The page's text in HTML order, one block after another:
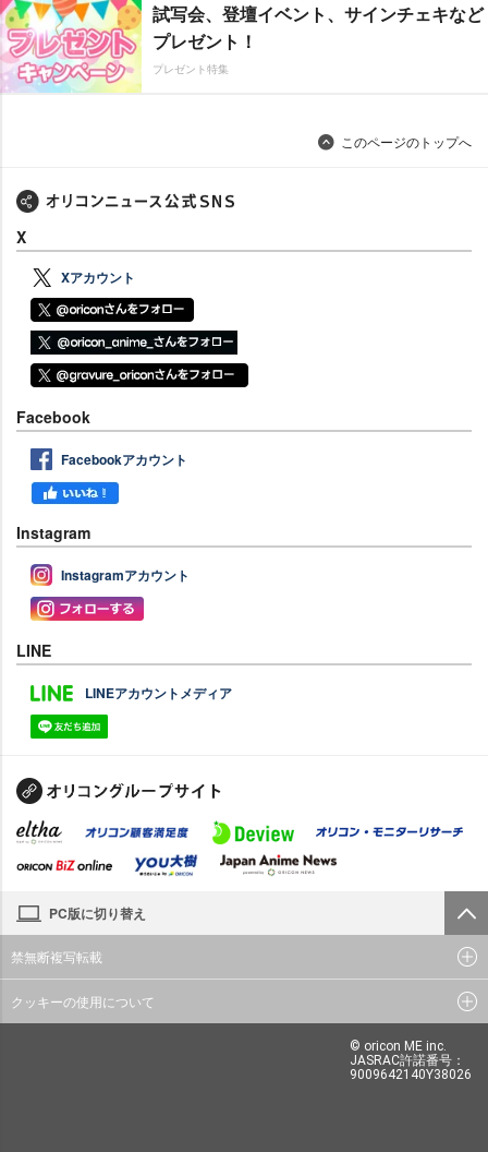
試写会、登壇イベント、サインチェキなど
プレゼント！
プレゼント特集
このページのトップへ
X
Xアカウント
Facebook
Facebookアカウント
Instagram
Instagramアカウント
LINE
LINEアカウントメディア
PC版に切り替え
禁無断複写転載
クッキーの使用について
© oricon ME inc.
JASRAC許諾番号：
9009642140Y38026